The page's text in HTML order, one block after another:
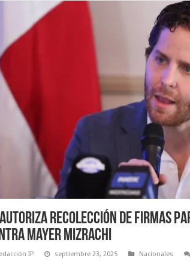
autoriza recolección de firmas
Mayer Mizrachi
IP septiembre 23, 2025 Nacionales